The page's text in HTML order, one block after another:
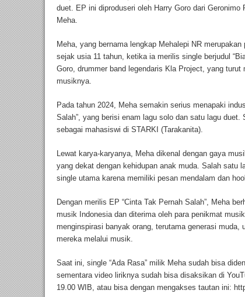
duet. EP ini diproduseri oleh Harry Goro dari
Meha.
Meha, yang bernama lengkap Mehalepi NR
sejak usia 11 tahun, ketika ia merilis single berjudul
Goro, drummer band legendaris Kla Project, yang
musiknya.
Pada tahun 2024, Meha semakin serius menapaki
Salah”, yang berisi enam lagu solo dan satu lagu
sebagai mahasiswi di STARKI (Tarakanita).
Lewat karya-karyanya, Meha dikenal dengan gaya
yang dekat dengan kehidupan anak muda. Salah satu
single utama karena memiliki pesan mendalam dan
Dengan merilis EP “Cinta Tak Pernah Salah”, Meha
musik Indonesia dan diterima oleh para penikmat
menginspirasi banyak orang, terutama generasi
mereka melalui musik.
Saat ini, single “Ada Rasa” milik Meha sudah bisa
sementara video liriknya sudah bisa disaksikan di
19.00 WIB, atau bisa dengan mengakses tautan ini: